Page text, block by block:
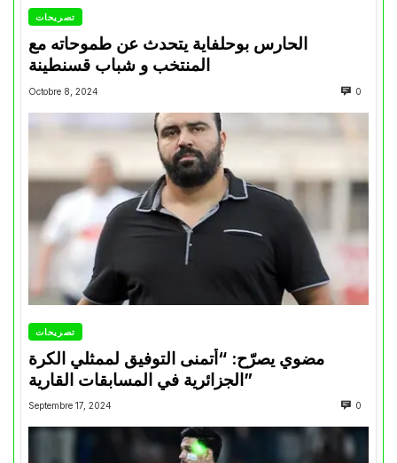
تصريحات
الحارس بوحلفاية يتحدث عن طموحاته مع
المنتخب و شباب قسنطينة
Octobre 8, 2024 0
تصريحات
مضوي يصرّح: “أتمنى التوفيق لممثلي الكرة
الجزائرية في المسابقات القارية”
Septembre 17, 2024 0